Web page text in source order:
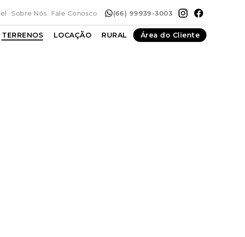
Sobre Nós Fale Conosco (66) 99939-3003
TERRENOS LOCAÇÃO RURAL Área do Cliente